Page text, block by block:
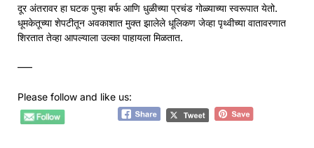
दूर अंतरावर हा घटक पुन्हा बर्फ आणि धुळीच्या प्रचंड गोळ्याच्या स्वरूपात येतो.
धूमकेतूच्या शेपटीतून अवकाशात मुक्त झालेले धूलिकण जेव्हा पृथ्वीच्या वातावरणात
शिरतात तेव्हा आपल्याला उल्का पाहायला मिळतात.
—–
Please follow and like us: